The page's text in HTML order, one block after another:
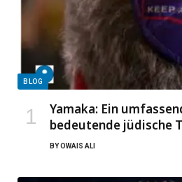
BLOG
Yamaka: Ein
bedeutende jüdische
BYOWAIS ALI